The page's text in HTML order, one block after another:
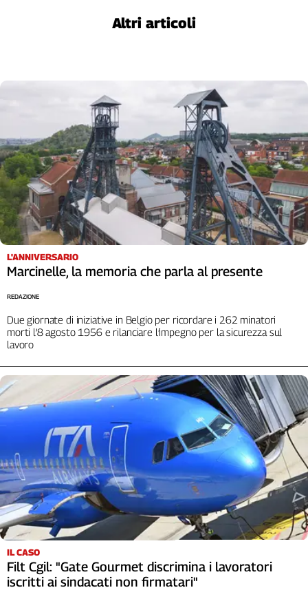
Newsletter
Social
Altri articoli
L'ANNIVERSARIO
Marcinelle, la memoria che parla al presente
Due giornate di iniziative in Belgio per ricordare i 262 minatori
morti l’8 agosto 1956 e rilanciare l’impegno per la sicurezza sul
lavoro
REDAZIONE
IL CASO
Filt Cgil: "Gate Gourmet discrimina i lavoratori
iscritti ai sindacati non firmatari"